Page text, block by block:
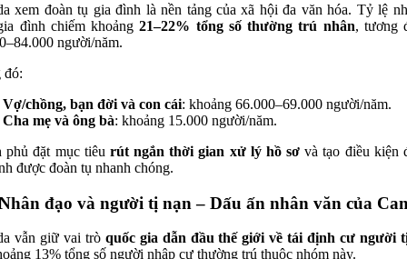
xem đoàn tụ gia đình là nền tảng của xã hội đa văn hóa. Tỷ lệ
đình chiếm khoảng21–22% tổng số thường trú nhân, tương
người/năm.
đó:
Vợ/chồng, bạn đời và con cái: khoảng 66.000–69.000 người/năm.
Cha mẹ và ông bà: khoảng 15.000 người/năm.
phủ đặt mục tiêu rút ngắn thời gian xử lý hồ sơ và tạo điều kiện
được đoàn tụ nhanh chóng.
đạo và người tị nạn – Dấu ấn nhân văn của
vẫn giữ vai trò quốc gia dẫn đầu thế giới về tái định cư người
13% tổng số người nhập cư thường trú thuộc nhóm này.